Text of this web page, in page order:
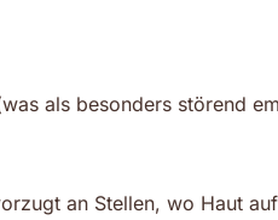
als besonders störend
an Stellen, wo Haut